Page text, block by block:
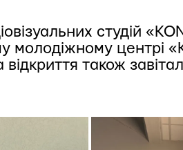
студій
молодіжному центрі
також